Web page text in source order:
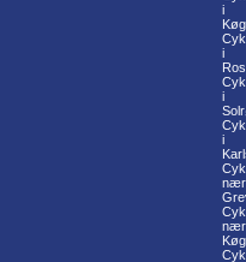
i
i
i
i
nær
nær